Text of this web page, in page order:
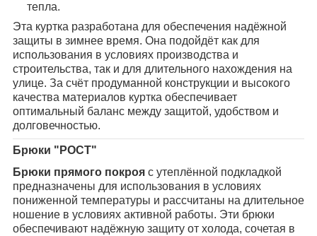
тепла.
Эта куртка разработана для обеспечения надёжной
защиты в зимнее время. Она подойдёт как для
использования в условиях производства и
строительства, так и для длительного нахождения на
улице. За счёт продуманной конструкции и высокого
качества материалов куртка обеспечивает
оптимальный баланс между защитой, удобством и
долговечностью.
Брюки "РОСТ"
Брюки прямого покроя с утеплённой подкладкой
предназначены для использования в условиях
пониженной температуры и рассчитаны на длительное
ношение в условиях активной работы. Эти брюки
обеспечивают надёжную защиту от холода, сочетая в